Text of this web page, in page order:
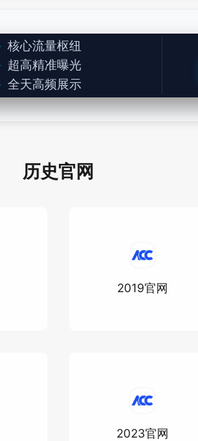
核心流量枢纽
超高精准曝光
全天高频展示
历史官网
2019官网
2023官网